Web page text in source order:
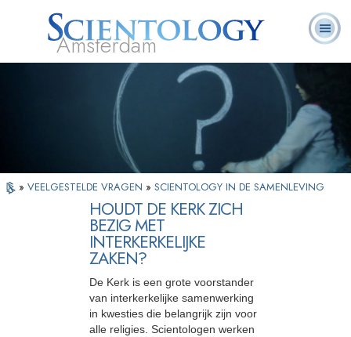
Amsterdam
Wat is
Scientology?
Pastoraal
Werkers
Veelgestelde
vragen
» VEELGESTELDE VRAGEN » SCIENTOLOGY IN DE SAMENLEVING
HOUDT DE KERK ZICH
BEZIG MET
INTERKERKELIJKE
ZAKEN?
De Kerk is een grote voorstander
van interkerkelijke samenwerking
in kwesties die belangrijk zijn voor
alle religies. Scientologen werken